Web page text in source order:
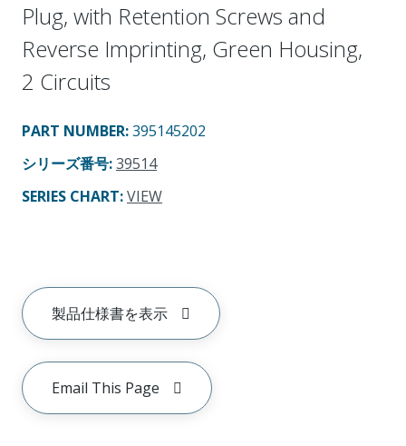
Plug, with Retention Screws and
Reverse Imprinting, Green Housing,
2 Circuits
PART NUMBER:395145202
シリーズ番号:39514
SERIES CHART:VIEW
製品仕様書を表示
Email This Page